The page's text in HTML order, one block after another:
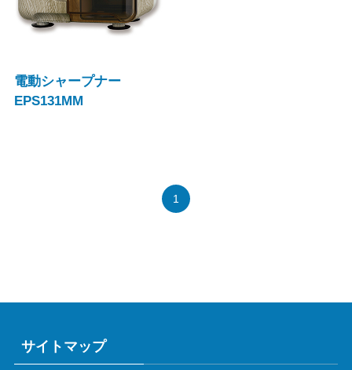
電動シャープナー
EPS131MM
1
サイトマップ